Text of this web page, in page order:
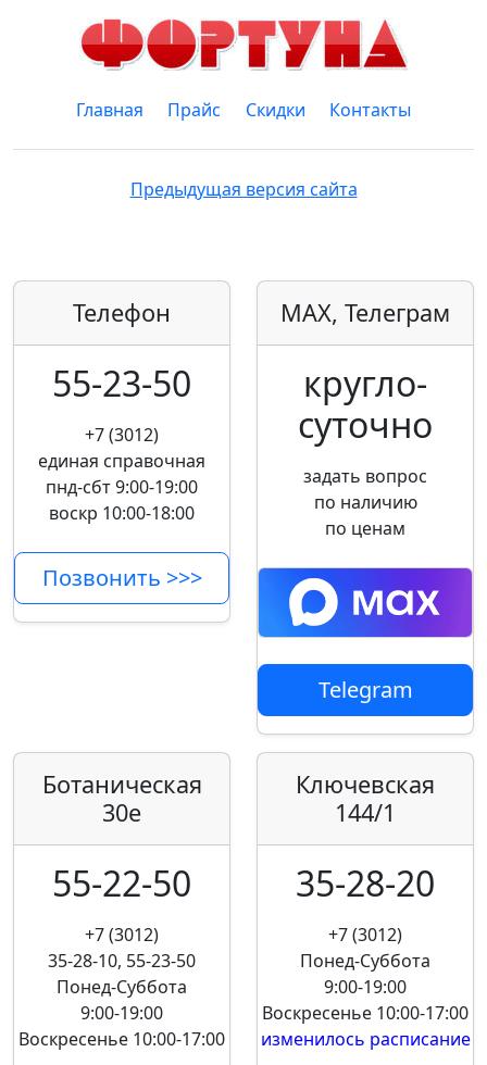
Главная Прайс Скидки Контакты
Предыдущая версия сайта
Телефон
55-23-50
+7 (3012)
единая справочная
пнд-сбт 9:00-19:00
воскр 10:00-18:00
Позвонить >>>
MAX, Телеграм
кругло­
суточно
задать вопрос
по наличию
по ценам
Telegram
Ботаническая
30е
55-22-50
+7 (3012)
35-28-10, 55-23-50
Понед-Суббота
9:00-19:00
Воскресенье 10:00-17:00
Ключевская
144/1
35-28-20
+7 (3012)
Понед-Суббота
9:00-19:00
Воскресенье 10:00-17:00
изменилось расписание